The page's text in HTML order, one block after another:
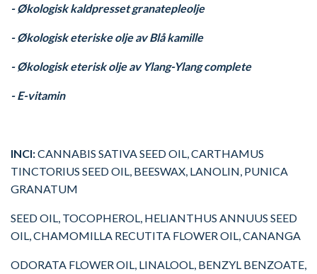
- Økologisk kaldpresset granatepleolje
- Økologisk eteriske olje av Blå kamille
- Økologisk eterisk olje av Ylang-Ylang complete
- E-vitamin
INCI:CANNABIS SATIVA SEED OIL, CARTHAMUS
TINCTORIUS SEED OIL, BEESWAX, LANOLIN, PUNICA
GRANATUM
SEED OIL, TOCOPHEROL, HELIANTHUS ANNUUS SEED
OIL, CHAMOMILLA RECUTITA FLOWER OIL, CANANGA
ODORATA FLOWER OIL, LINALOOL, BENZYL BENZOATE,